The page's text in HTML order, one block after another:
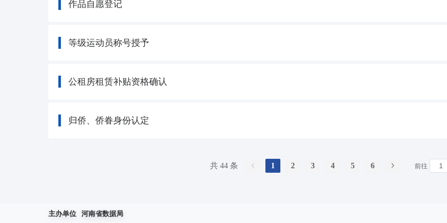
作品自愿登记
等级运动员称号授予
公租房租赁补贴资格确认
归侨、侨眷身份认定
共 44 条 1 2 3 4 5 6 前往
主办单位 河南省数据局